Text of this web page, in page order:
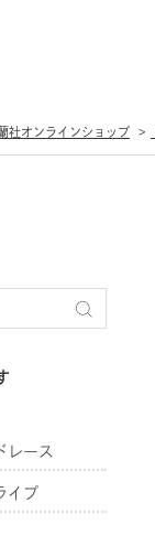
社オンラインショップ
レース
イプ